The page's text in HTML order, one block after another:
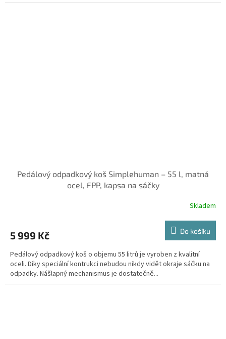
Pedálový odpadkový koš Simplehuman – 55 l, matná
ocel, FPP, kapsa na sáčky
Skladem
5 999 Kč Do košíku
Pedálový odpadkový koš o objemu 55 litrů je vyroben z kvalitní
oceli. Díky speciální kontrukci nebudou nikdy vidět okraje sáčku na
odpadky. Nášlapný mechanismus je dostatečně...